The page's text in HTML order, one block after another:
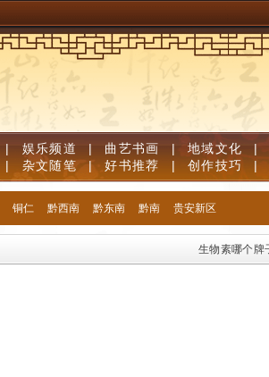
| 娱乐频道 | 曲艺书画 | 地域文化 |
| 杂文随笔 | 好书推荐 | 创作技巧 |
铜仁 黔西南 黔东南 黔南 贵安新区
生物素哪个牌